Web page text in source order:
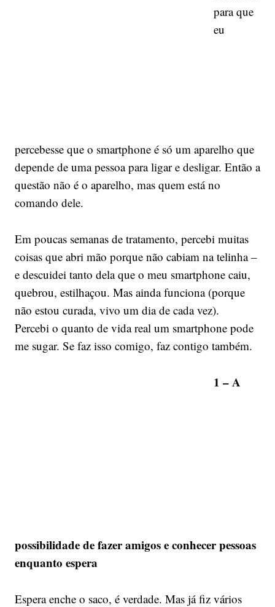
para que
eu
percebesse que o smartphone é só um aparelho que
depende de uma pessoa para ligar e desligar. Então a
questão não é o aparelho, mas quem está no
comando dele.
Em poucas semanas de tratamento, percebi muitas
coisas que abri mão porque não cabiam na telinha –
e descuidei tanto dela que o meu smartphone caiu,
quebrou, estilhaçou. Mas ainda funciona (porque
não estou curada, vivo um dia de cada vez).
Percebi o quanto de vida real um smartphone pode
me sugar. Se faz isso comigo, faz contigo também.
1 – A
possibilidade de fazer amigos e conhecer pessoas
enquanto espera
Espera enche o saco, é verdade. Mas já fiz vários